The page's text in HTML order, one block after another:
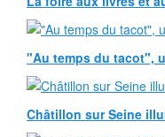
"Au temps du tacot",
Châtillon sur Seine